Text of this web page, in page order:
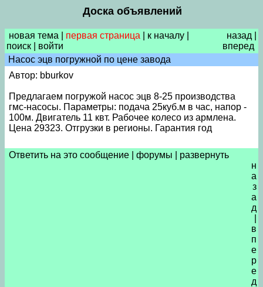
Доска объявлений
новая тема первая страница к началу
поиск
войти
назад
вперед
Насос эцв погружной по цене завода
Автор: bburkov
Предлагаем погружой насос эцв 8-25 производства
гмс-насосы. Параметры: подача 25куб.м в час, напор -
100м. Двигатель 11 квт. Рабочее колесо из армлена.
Цена 29323. Отгрузки в регионы. Гарантия год
Ответить на это сообщение форумы
развернуть
н
а
з
а
д
в
п
е
р
е
д